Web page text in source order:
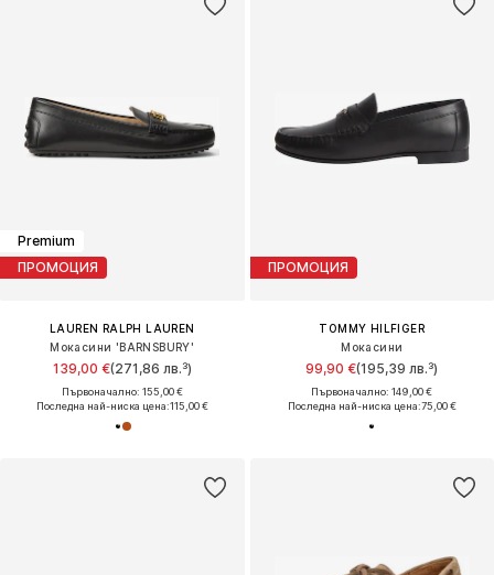
Premium
ПРОМОЦИЯ
LAUREN RALPH LAUREN
Мокасини 'BARNSBURY'
139,00 €(271,86 лв.³)
Първоначално: 155,00 €
Последна най-ниска цена:115,00 €
ПРОМОЦИЯ
TOMMY HILFIGER
Мокасини
99,90 €(195,39 лв.³)
Първоначално: 149,00 €
Последна най-ниска цена:75,00 €